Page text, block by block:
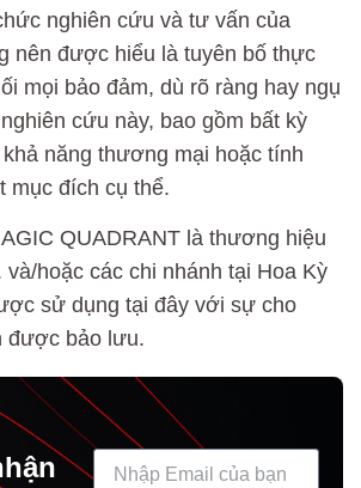
nghiên cứu và tư vấn của
nên được hiểu là tuyên bố thực
mọi bảo đảm, dù rõ ràng hay ngụ
cứu này, bao gồm bất kỳ
năng thương mại hoặc tính
mục đích cụ thể.
QUADRANT là thương hiệu
và/hoặc các chi nhánh tại Hoa Kỳ
sử dụng tại đây với sự cho
được bảo lưu.